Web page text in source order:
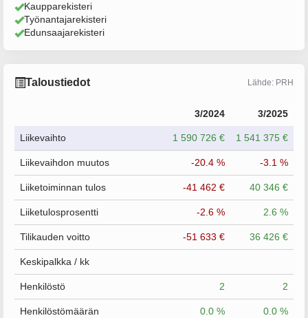
Kaupparekisteri
Työnantajarekisteri
Edunsaajarekisteri
Taloustiedot Lähde: PRH
3/2024 3/2025
Liikevaihto 1 590 726 € 1 541 375 €
Liikevaihdon muutos -20.4 % -3.1 %
Liiketoiminnan tulos -41 462 € 40 346 €
Liiketulosprosentti -2.6 % 2.6 %
Tilikauden voitto -51 633 € 36 426 €
Keskipalkka / kk
Henkilöstö 2 2
Henkilöstömäärän
0.0 % 0.0 %